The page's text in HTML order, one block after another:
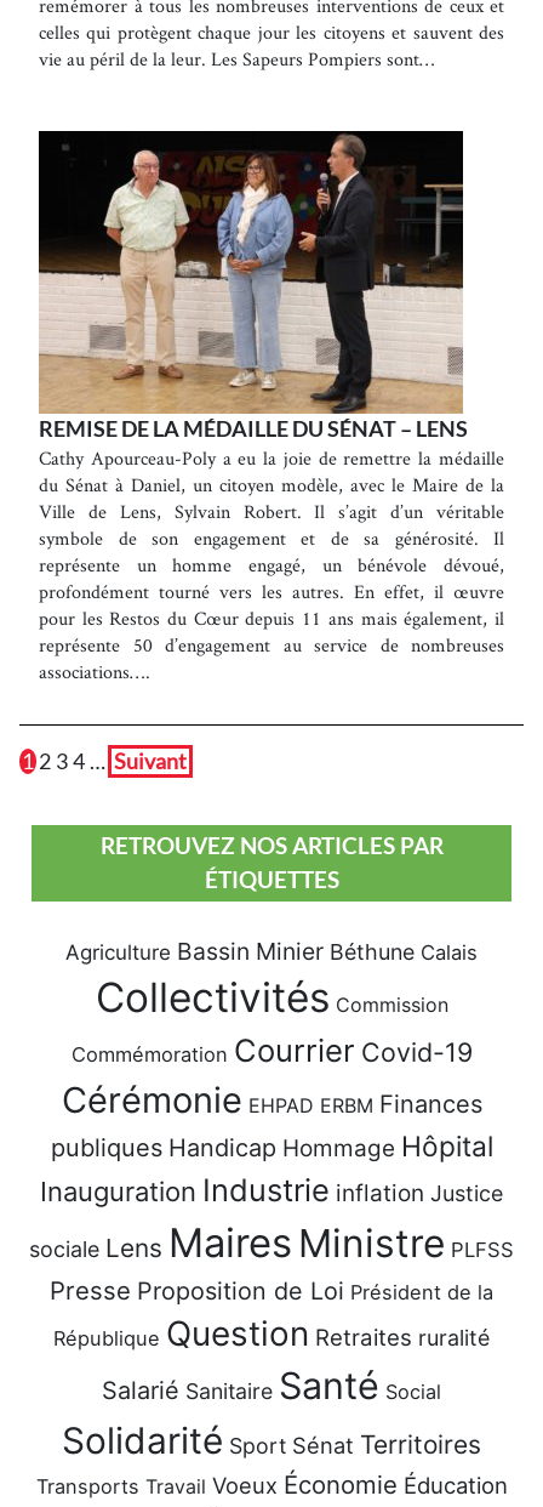
celles qui protègent chaque jour les citoyens et sauvent des
vie au péril de la leur. Les Sapeurs Pompiers sont…
REMISE DE LA MÉDAILLE DU SÉNAT – LENS
Cathy Apourceau-Poly a eu la joie de remettre la médaille
du Sénat à Daniel, un citoyen modèle, avec le Maire de la
Ville de Lens, Sylvain Robert. Il s’agit d’un véritable
symbole de son engagement et de sa générosité. Il
représente un homme engagé, un bénévole dévoué,
profondément tourné vers les autres. En effet, il œuvre
pour les Restos du Cœur depuis 11 ans mais également, il
représente 50 d’engagement au service de nombreuses
associations….
1 2 34 … Suivant
RETROUVEZ NOS ARTICLES PAR
ÉTIQUETTES
Agriculture Bassin Minier Béthune Calais
Collectivités Commission
Commémoration Courrier Covid-19
Cérémonie EHPAD ERBM Finances
publiques Handicap Hommage Hôpital
Inauguration Industrie inflation Justice
sociale Lens Maires Ministre PLFSS
Presse Proposition de Loi Président de la
République Question Retraites ruralité
Salarié Sanitaire Santé Social
Solidarité Sport Sénat Territoires
Transports Travail Voeux Économie Éducation